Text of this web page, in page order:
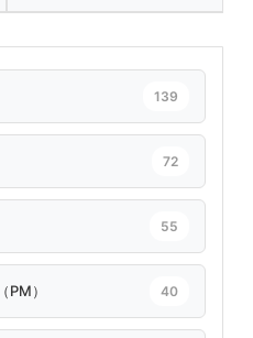
139
72
55
） 40